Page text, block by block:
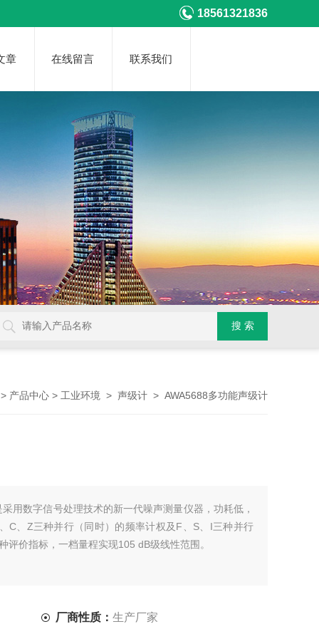
18561321836
章 在线留言 联系我们
> 产品中心 > 工业环境 > 声级计 > AWA5688多功能声级计
用数字信号处理技术的新一代噪声测量仪器，功耗低，
C、Z三种并行（同时）的频率计权及F、S、I三种并行
评价指标，一档量程实现105 dB级线性范围。
厂商性质： 生产厂家